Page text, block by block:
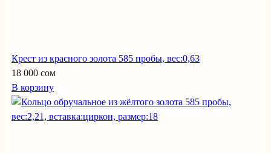
Крест из красного золота 585 пробы, вес:0,63
18 000 сом
В корзину